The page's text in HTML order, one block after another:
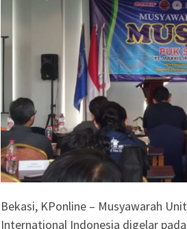
Bekasi, KPonline – Musyawarah
International Indonesia digelar